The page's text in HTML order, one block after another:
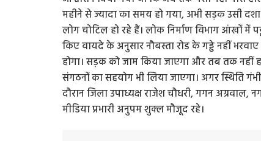
महीने से ज्यादा का समय हो गया, अभी सड़क उसी
लोग चोटिल हो रहे हैं। लोक निर्माण विभाग आंखों में
किए वायदे के अनुसार नौबस्ता रोड के गड्ढे नहीं
होगा। सड़क को जाम किया जाएगा और तब तक नहीं
संगठनों का सहयोग भी लिया जाएगा। अगर स्थिति
दौरान जिला उपाध्यक्ष राजेश चौधरी, गगन
मीडिया प्रभारी अनुपम शुक्ल मौजूद रहे।